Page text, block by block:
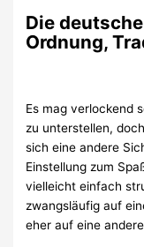
Die
Ordnung,
Es mag verlockend
zu unterstellen,
sich eine andere
Einstellung zum
vielleicht einfach
zwangsläufig auf
eher auf eine